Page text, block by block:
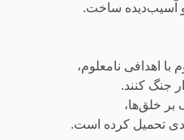
آسیب‌دیده ساخت.
اهدافی نامعلوم،
جنگ کنند.
بر خلق‌ها،
تحمیل کرده است.